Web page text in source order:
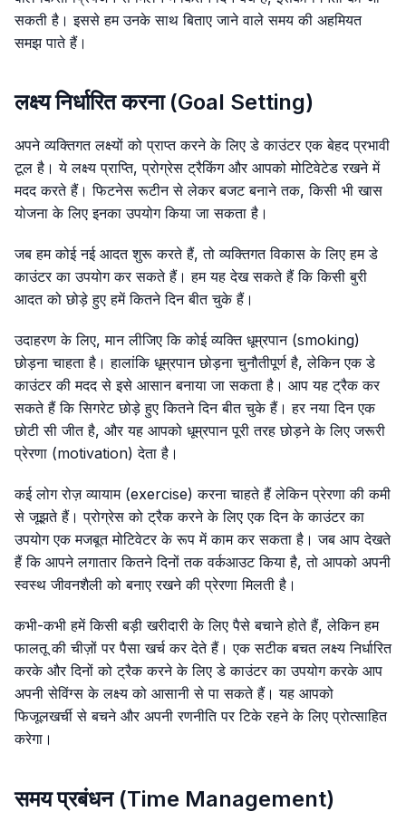
सकती है। इससे हम उनके साथ बिताए जाने वाले समय की अहमियत
समझ पाते हैं।
लक्ष्य निर्धारित करना (Goal Setting)
अपने व्यक्तिगत लक्ष्यों को प्राप्त करने के लिए डे काउंटर एक बेहद प्रभावी
टूल है। ये लक्ष्य प्राप्ति, प्रोग्रेस ट्रैकिंग और आपको मोटिवेटेड रखने में
मदद करते हैं। फिटनेस रूटीन से लेकर बजट बनाने तक, किसी भी खास
योजना के लिए इनका उपयोग किया जा सकता है।
जब हम कोई नई आदत शुरू करते हैं, तो व्यक्तिगत विकास के लिए हम डे
काउंटर का उपयोग कर सकते हैं। हम यह देख सकते हैं कि किसी बुरी
आदत को छोड़े हुए हमें कितने दिन बीत चुके हैं।
उदाहरण के लिए, मान लीजिए कि कोई व्यक्ति धूम्रपान (smoking)
छोड़ना चाहता है। हालांकि धूम्रपान छोड़ना चुनौतीपूर्ण है, लेकिन एक डे
काउंटर की मदद से इसे आसान बनाया जा सकता है। आप यह ट्रैक कर
सकते हैं कि सिगरेट छोड़े हुए कितने दिन बीत चुके हैं। हर नया दिन एक
छोटी सी जीत है, और यह आपको धूम्रपान पूरी तरह छोड़ने के लिए जरूरी
प्रेरणा (motivation) देता है।
कई लोग रोज़ व्यायाम (exercise) करना चाहते हैं लेकिन प्रेरणा की कमी
से जूझते हैं। प्रोग्रेस को ट्रैक करने के लिए एक दिन के काउंटर का
उपयोग एक मजबूत मोटिवेटर के रूप में काम कर सकता है। जब आप देखते
हैं कि आपने लगातार कितने दिनों तक वर्कआउट किया है, तो आपको अपनी
स्वस्थ जीवनशैली को बनाए रखने की प्रेरणा मिलती है।
कभी-कभी हमें किसी बड़ी खरीदारी के लिए पैसे बचाने होते हैं, लेकिन हम
फालतू की चीज़ों पर पैसा खर्च कर देते हैं। एक सटीक बचत लक्ष्य निर्धारित
करके और दिनों को ट्रैक करने के लिए डे काउंटर का उपयोग करके आप
अपनी सेविंग्स के लक्ष्य को आसानी से पा सकते हैं। यह आपको
फिजूलखर्ची से बचने और अपनी रणनीति पर टिके रहने के लिए प्रोत्साहित
करेगा।
समय प्रबंधन (Time Management)